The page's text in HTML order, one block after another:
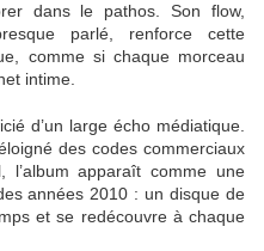
dans le pathos. Son flow,
parlé, renforce cette
comme si chaque morceau
intime.
d’un large écho médiatique.
des codes commerciaux
apparaît comme une
années 2010 : un disque de
et se redécouvre à chaque